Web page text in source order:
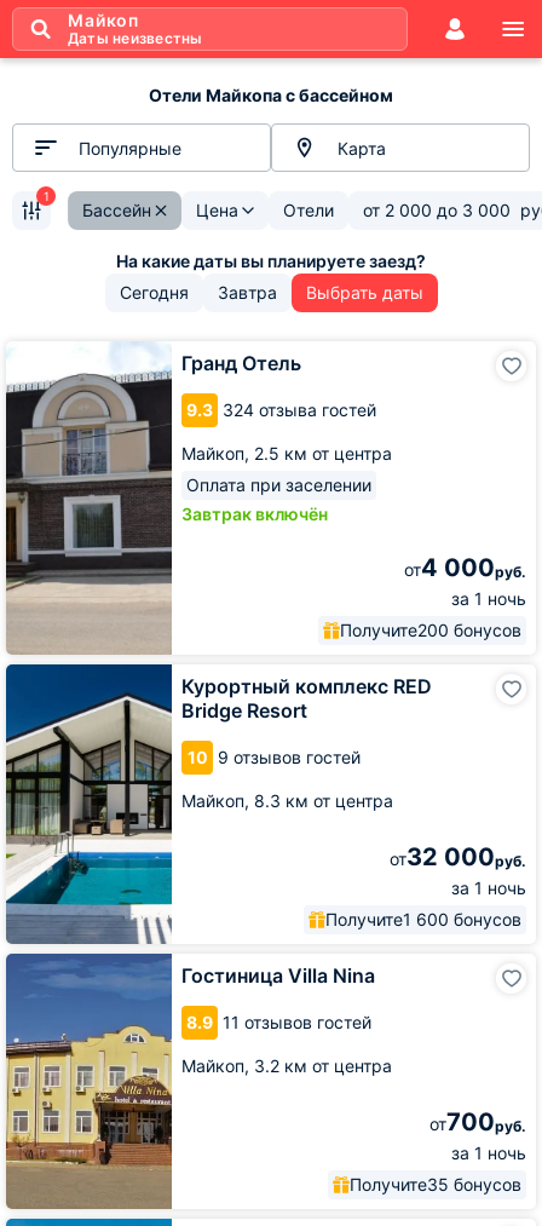
Майкоп
Даты неизвестны
Отели Майкопа с бассейном
Популярные Карта
Бассейн Цена Отели от 2 000 до 3 000
1
Сегодня Завтра Выбрать даты
Гранд Отель
9.3 324 отзыва гостей
Майкоп, 2.5 км от центра
Оплата при заселении
Завтрак включён
от4 000руб.
за 1 ночь
Получите200 бонусов
Гранд
Курортный комплекс RED
Bridge Resort
10 9 отзывов гостей
Майкоп, 8.3 км от центра
от32 000руб.
за 1 ночь
Получите1 600 бонусов
Курортный
Bridge
Resort
Гостиница Villa Nina
8.9 11 отзывов гостей
Майкоп, 3.2 км от центра
от700руб.
за 1 ночь
Получите35 бонусов
Гостиница